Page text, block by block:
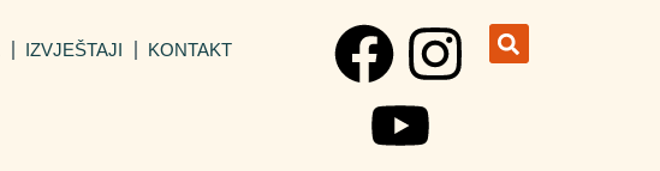
IZVJEŠTAJI KONTAKT